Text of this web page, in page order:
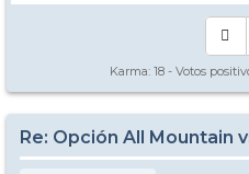
Karma: 18 - Votos
Re: Opción All Mountain